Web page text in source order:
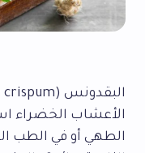
الأعشاب الخضراء
الطهي أو في الطب